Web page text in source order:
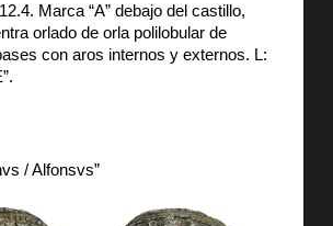
Marca “A” debajo del castillo,
orlado de orla polilobular de
con aros internos y externos. L:
/ Alfonsvs”